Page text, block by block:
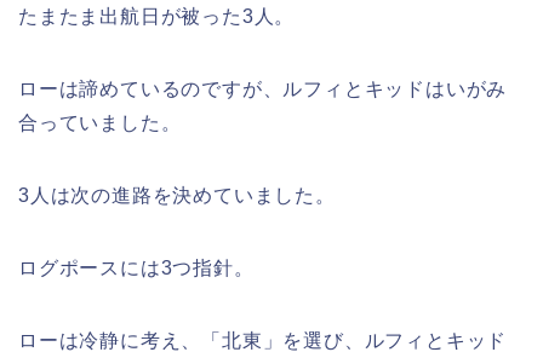
たまたま出航日が被った3人。
ローは諦めているのですが、ルフィとキッドはいがみ
合っていました。
3人は次の進路を決めていました。
ログポースには3つ指針。
ローは冷静に考え、「北東」を選び、ルフィとキッド